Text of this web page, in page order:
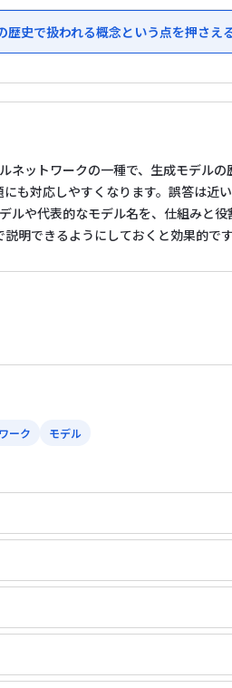
史で扱われる概念という点を押さえる
ットワークの一種で、生成モデル
も対応しやすくなります。誤答は近
ルや代表的なモデル名を、仕組みと
明できるようにしておくと効果的です
ーク モデル